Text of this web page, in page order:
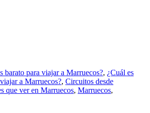
barato para viajar a Marruecos?, ¿Cuál es
a Marruecos?, Circuitos desde
que ver en Marruecos, Marruecos,